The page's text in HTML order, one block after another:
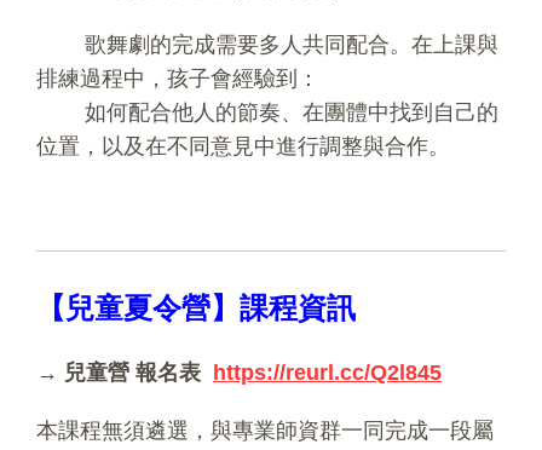
歌舞劇的完成需要多人共同配合。在上課與
排練過程中，孩子會經驗到：
如何配合他人的節奏、在團體中找到自己的
位置，以及在不同意見中進行調整與合作。
【兒童夏令營】課程資訊
→ 兒童營 報名表 https://reurl.cc/Q2l845
本課程無須遴選，與專業師資群一同完成一段屬